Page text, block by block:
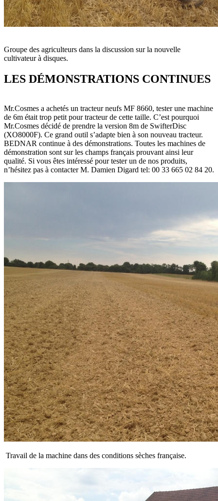
Groupe des agriculteurs dans la discussion sur la nouvelle
cultivateur à disques.
LES DÉMONSTRATIONS CONTINUES
Mr.Cosmes a achetés un tracteur neufs MF 8660, tester une machine
de 6m était trop petit pour tracteur de cette taille. C’est pourquoi
Mr.Cosmes décidé de prendre la version 8m de SwifterDisc
(XO8000F). Ce grand outil s’adapte bien à son nouveau tracteur.
BEDNAR continue à des démonstrations. Toutes les machines de
démonstration sont sur les champs français prouvant ainsi leur
qualité. Si vous êtes intéressé pour tester un de nos produits,
n’hésitez pas à contacter M. Damien Digard tel: 00 33 665 02 84 20.
Travail de la machine dans des conditions sèches française.